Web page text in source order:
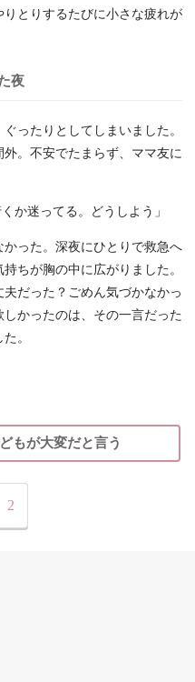
とりするたびに小さな疲れが
夜
ったりとしてしまいました。
。不安でたまらず、ママ友に
か迷ってる。どうしよう」
った。深夜にひとりで救急へ
ちが胸の中に広がりました。
だった？ごめん気づかなかっ
かったのは、その一言だった
。
もが大変だと言う
2